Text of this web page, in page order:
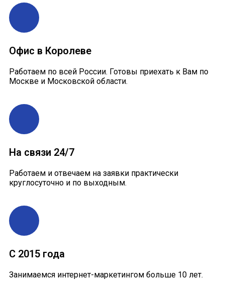
Офис в Королеве
Работаем по всей России. Готовы приехать к Вам по
Москве и Московской области.
На связи 24/7
Работаем и отвечаем на заявки практически
круглосуточно и по выходным.
С 2015 года
Занимаемся интернет-маркетингом больше 10 лет.